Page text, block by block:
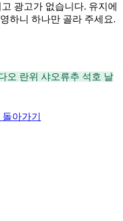
광고가 없습니다. 유지에
하니 하나만 골라 주세요.
오 란위 샤오류추 석호 날
아가기